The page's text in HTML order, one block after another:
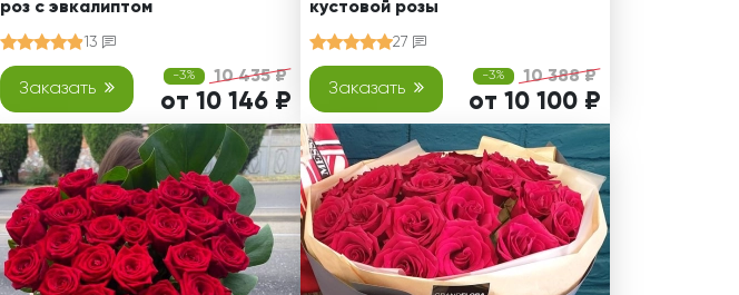
роз с эвкалиптом
13
Заказать
-3% 10 435 ₽
от 10 146 ₽
кустовой розы
27
Заказать
-3% 10 388 ₽
от 10 100 ₽